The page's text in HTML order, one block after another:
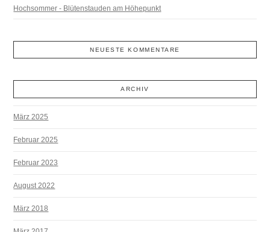
Hochsommer - Blütenstauden am Höhepunkt
NEUESTE KOMMENTARE
ARCHIV
März 2025
Februar 2025
Februar 2023
August 2022
März 2018